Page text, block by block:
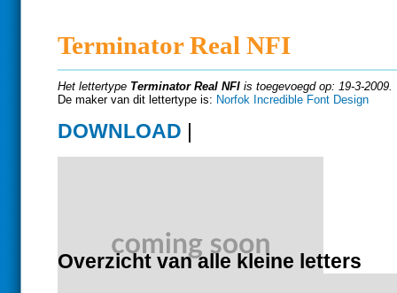
Terminator Real NFI
Het lettertype Terminator Real NFI is toegevoegd op: 19-3-2009.
De maker van dit lettertype is: Norfok Incredible Font Design
DOWNLOAD |
Overzicht van alle kleine letters